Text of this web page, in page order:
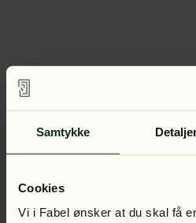
Samtykke
Cookies
Vi i Fabel ønsker at du skal få